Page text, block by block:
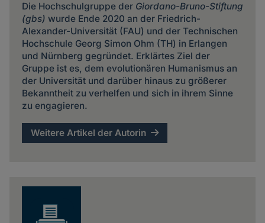
Die Hochschulgruppe der Giordano-Bruno-Stiftung
(gbs) wurde Ende 2020 an der Friedrich-
Alexander-Universität (FAU) und der Technischen
Hochschule Georg Simon Ohm (TH) in Erlangen
und Nürnberg gegründet. Erklärtes Ziel der
Gruppe ist es, dem evolutionären Humanismus an
der Universität und darüber hinaus zu größerer
Bekanntheit zu verhelfen und sich in ihrem Sinne
zu engagieren.
Weitere Artikel der Autorin